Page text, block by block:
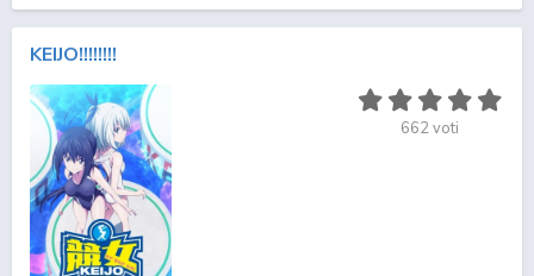
KEIJO!!!!!!!!
662voti